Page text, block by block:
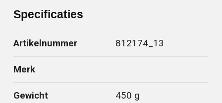
Specificaties
Artikelnummer 812174_13
Merk
Gewicht 450 g